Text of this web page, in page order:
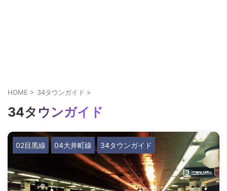
HOME > 34タウンガイド >
34タウンガイド
02目黒線 04大井町線 34タウンガイド